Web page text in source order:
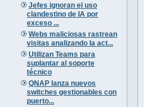
Jefes ignoran el uso
clandestino de IA por
exceso ...
Webs maliciosas rastrean
visitas analizando la act...
Utilizan Teams para
suplantar al soporte
técnico
QNAP lanza nuevos
switches gestionables con
puerto...